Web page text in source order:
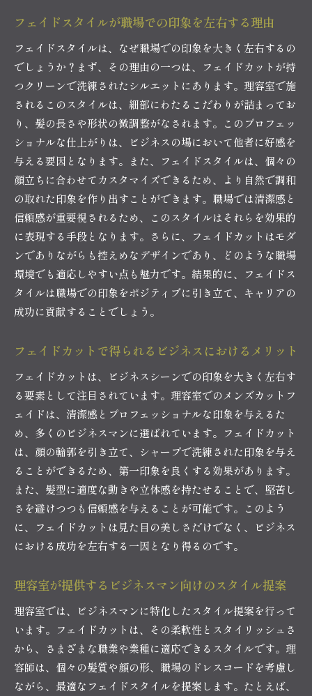
フェイドスタイルが職場での印象を左右する理由
フェイドスタイルは、なぜ職場での印象を大きく左右するの
でしょうか？まず、その理由の一つは、フェイドカットが持
つクリーンで洗練されたシルエットにあります。理容室で施
されるこのスタイルは、細部にわたるこだわりが詰まってお
り、髪の長さや形状の微調整がなされます。このプロフェッ
ショナルな仕上がりは、ビジネスの場において他者に好感を
与える要因となります。また、フェイドスタイルは、個々の
顔立ちに合わせてカスタマイズできるため、より自然で調和
の取れた印象を作り出すことができます。職場では清潔感と
信頼感が重要視されるため、このスタイルはそれらを効果的
に表現する手段となります。さらに、フェイドカットはモダ
ンでありながらも控えめなデザインであり、どのような職場
環境でも適応しやすい点も魅力です。結果的に、フェイドス
タイルは職場での印象をポジティブに引き立て、キャリアの
成功に貢献することでしょう。
フェイドカットで得られるビジネスにおけるメリット
フェイドカットは、ビジネスシーンでの印象を大きく左右す
る要素として注目されています。理容室でのメンズカットフ
ェイドは、清潔感とプロフェッショナルな印象を与えるた
め、多くのビジネスマンに選ばれています。フェイドカット
は、顔の輪郭を引き立て、シャープで洗練された印象を与え
ることができるため、第一印象を良くする効果があります。
また、髪型に適度な動きや立体感を持たせることで、堅苦し
さを避けつつも信頼感を与えることが可能です。このよう
に、フェイドカットは見た目の美しさだけでなく、ビジネス
における成功を左右する一因となり得るのです。
理容室が提供するビジネスマン向けのスタイル提案
理容室では、ビジネスマンに特化したスタイル提案を行って
います。フェイドカットは、その柔軟性とスタイリッシュさ
から、さまざまな職業や業種に適応できるスタイルです。理
容師は、個々の髪質や顔の形、職場のドレスコードを考慮し
ながら、最適なフェイドスタイルを提案します。たとえば、